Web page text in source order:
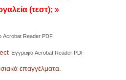
(τεστ); »
Acrobat Reader PDF
Έγγραφο Acrobat Reader PDF
επαγγέλματα.